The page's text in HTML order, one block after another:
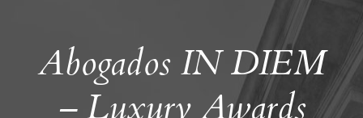
Abogados IN DIEM
– Luxury Awards